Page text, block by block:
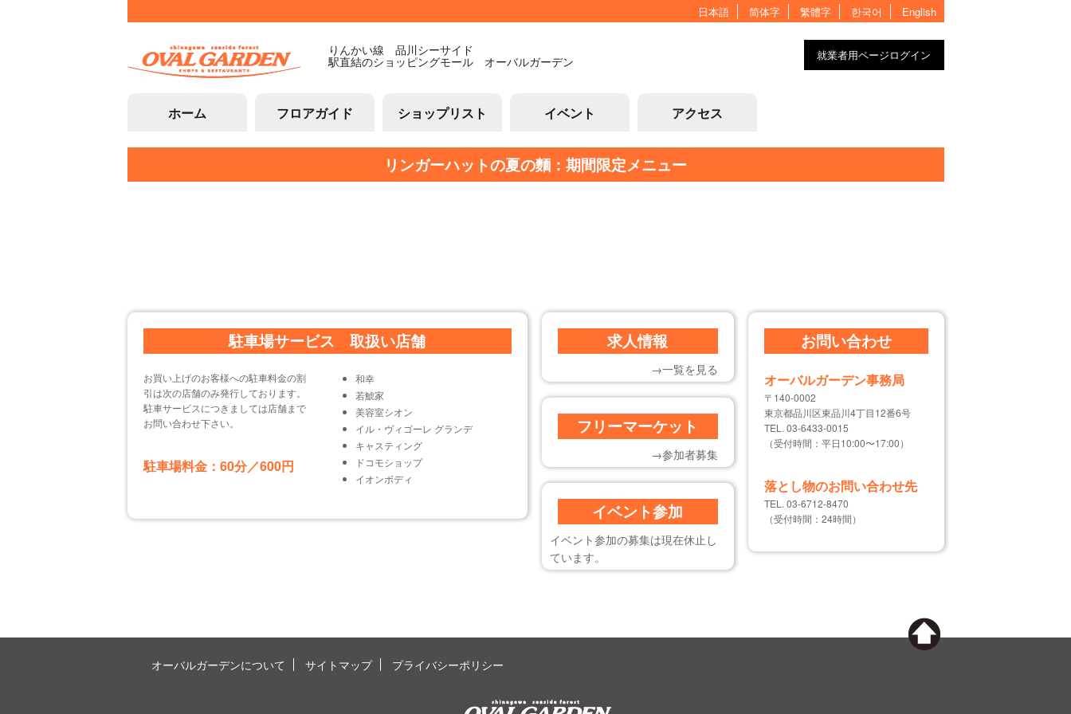
日本語 简体字 繁體字 한국어 English
りんかい線 品川シーサイド
駅直結のショッピングモール オーバルガーデン 就業者用ページログイン
ホーム フロアガイド ショップリスト イベント アクセス
リンガーハットの夏の麵：期間限定メニュー
駐車場サービス 取扱い店舗
お買い上げのお客様への駐車料金の割
引は次の店舗のみ発行しております。
駐車サービスにつきましては店舗まで
お問い合わせ下さい。
駐車場料金：60分／600円
和幸
若鯱家
美容室シオン
イル・ヴィゴーレ グランデ
キャスティング
ドコモショップ
イオンボディ
求人情報
→一覧を見る
フリーマーケット
→参加者募集
イベント参加
イベント参加の募集は現在休止し
ています。
お問い合わせ
オーバルガーデン事務局
〒140-0002
東京都品川区東品川4丁目12番6号
TEL. 03-6433-0015
（受付時間：平日10:00〜17:00）
落とし物のお問い合わせ先
TEL. 03-6712-8470
（受付時間：24時間）
オーバルガーデンについて サイトマップ プライバシーポリシー